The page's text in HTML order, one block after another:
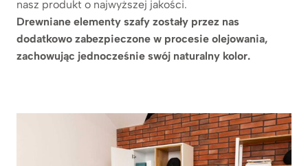
nasz produkt o najwyższej jakości.
Drewniane elementy szafy zostały przez nas
dodatkowo zabezpieczone w procesie olejowania,
zachowując jednocześnie swój naturalny kolor.